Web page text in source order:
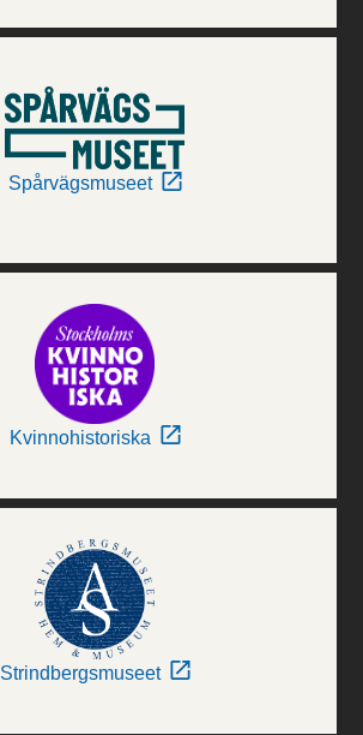
Spårvägsmuseet
Kvinnohistoriska
Strindbergsmuseet